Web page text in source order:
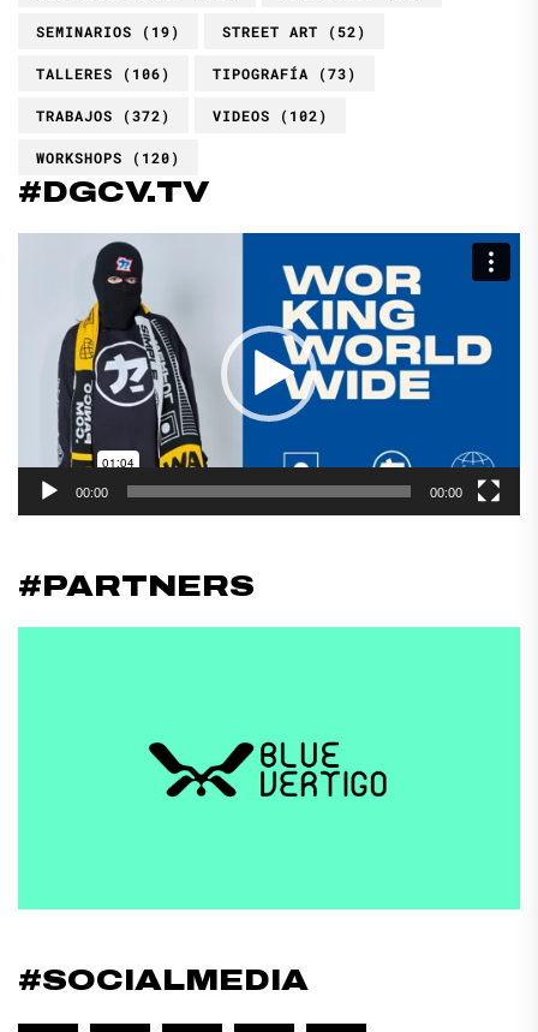
SEMINARIOS (19) STREET ART (52)
TALLERES (106) TIPOGRAFÍA (73)
TRABAJOS (372) VIDEOS (102)
WORKSHOPS (120)
#DGCV.TV
Reproductor
00:00 00:00
#PARTNERS
#SOCIALMEDIA